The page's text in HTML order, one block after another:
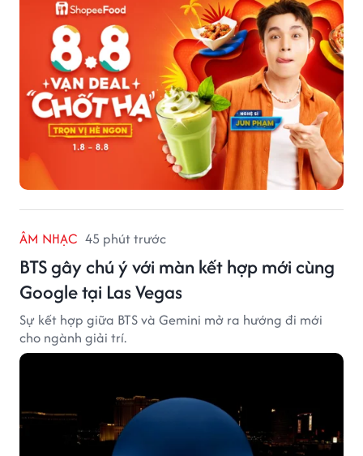
ÂM NHẠC 45 phút trước
BTS gây chú ý với màn kết hợp mới cùng
Google tại Las Vegas
Sự kết hợp giữa BTS và Gemini mở ra hướng đi mới
cho ngành giải trí.